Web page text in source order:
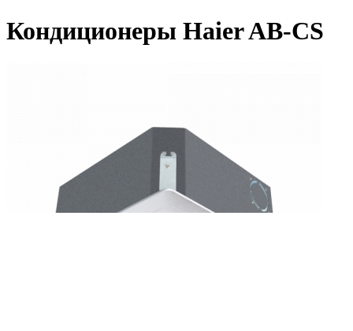
Кондиционеры Haier AB-CS